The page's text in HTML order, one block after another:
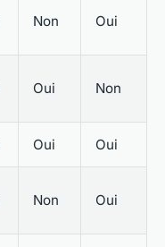
Non Oui
Oui Non
Oui Oui
Non Oui